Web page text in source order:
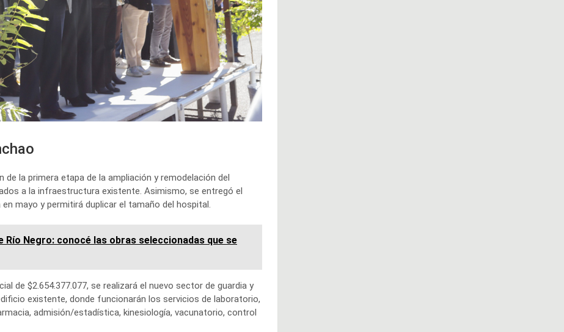
la primera etapa de la ampliación y remodelación del
a la infraestructura existente. Asimismo, se entregó el
mayo y permitirá duplicar el tamaño del hospital.
Río Negro: conocé las obras seleccionadas que se
de $2.654.377.077, se realizará el nuevo sector de guardia y
existente, donde funcionarán los servicios de laboratorio,
admisión/estadística, kinesiología, vacunatorio, control